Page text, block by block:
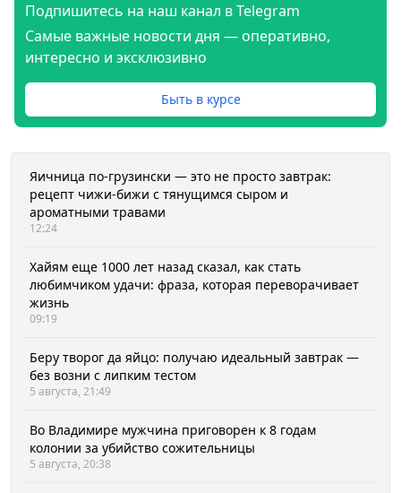
Подпишитесь на наш канал в Telegram
Самые важные новости дня — оперативно,
интересно и эксклюзивно
Быть в курсе
Яичница по-грузински — это не просто завтрак:
рецепт чижи-бижи с тянущимся сыром и
ароматными травами
12:24
Хайям еще 1000 лет назад сказал, как стать
любимчиком удачи: фраза, которая переворачивает
жизнь
09:19
Беру творог да яйцо: получаю идеальный завтрак —
без возни с липким тестом
5 августа, 21:49
Во Владимире мужчина приговорен к 8 годам
колонии за убийство сожительницы
5 августа, 20:38